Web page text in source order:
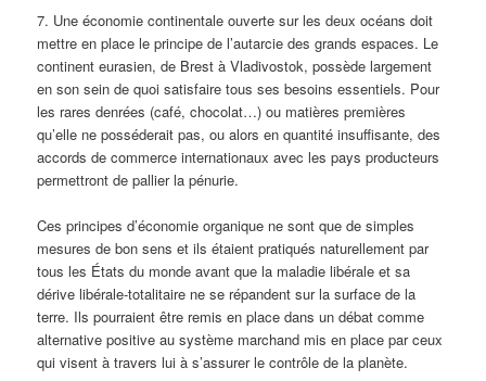
7. Une économie continentale ouverte sur les deux océans doit
mettre en place le principe de l’autarcie des grands espaces. Le
continent eurasien, de Brest à Vladivostok, possède largement
en son sein de quoi satisfaire tous ses besoins essentiels. Pour
les rares denrées (café, chocolat…) ou matières premières
qu’elle ne posséderait pas, ou alors en quantité insuffisante, des
accords de commerce internationaux avec les pays producteurs
permettront de pallier la pénurie.
Ces principes d’économie organique ne sont que de simples
mesures de bon sens et ils étaient pratiqués naturellement par
tous les États du monde avant que la maladie libérale et sa
dérive libérale-totalitaire ne se répandent sur la surface de la
terre. Ils pourraient être remis en place dans un débat comme
alternative positive au système marchand mis en place par ceux
qui visent à travers lui à s’assurer le contrôle de la planète.